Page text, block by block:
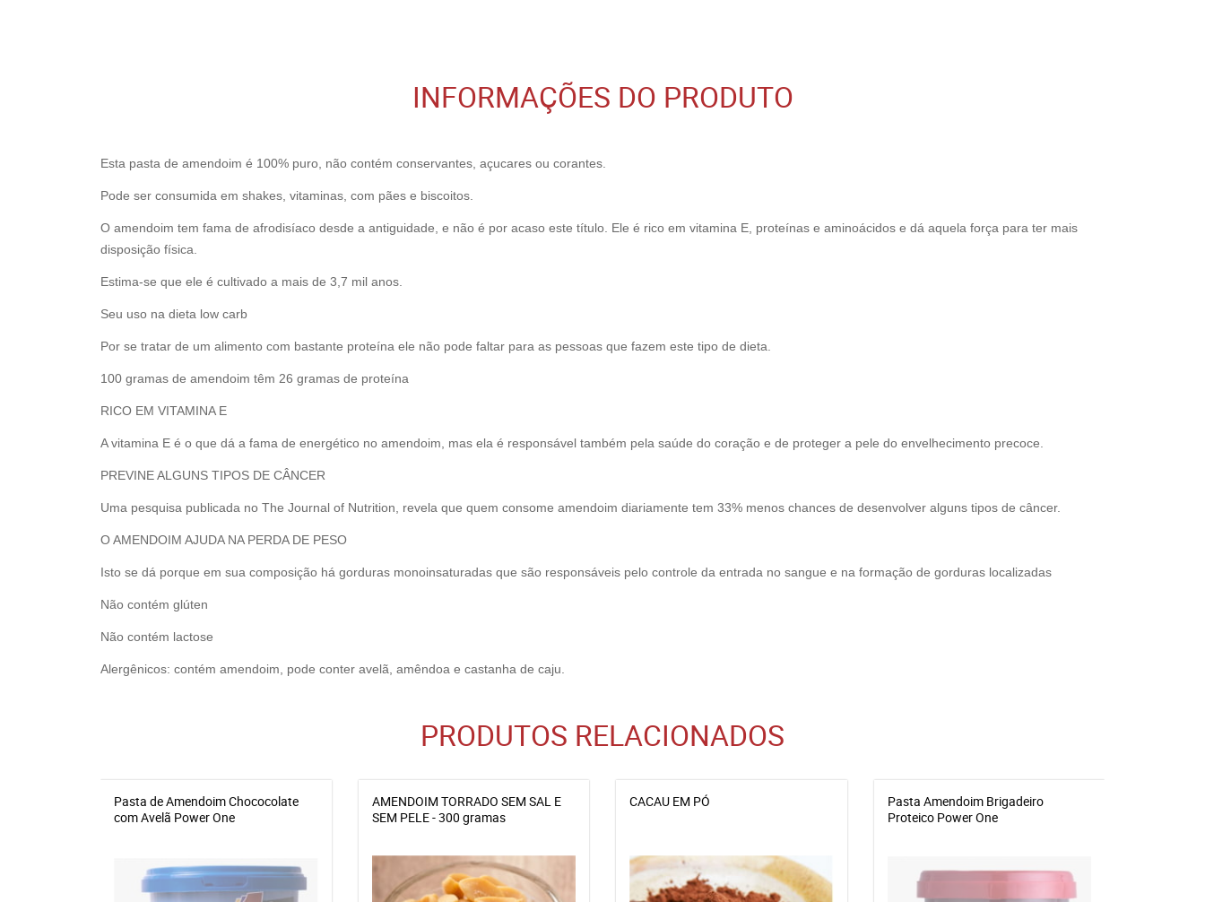
INFORMAÇÕES DO PRODUTO
Esta pasta de amendoim é 100% puro, não contém conservantes, açucares ou corantes.
Pode ser consumida em shakes, vitaminas, com pães e biscoitos.
O amendoim tem fama de afrodisíaco desde a antiguidade, e não é por acaso este título. Ele é rico em vitamina E, proteínas e aminoácidos e dá aquela força para ter mais
disposição física.
Estima-se que ele é cultivado a mais de 3,7 mil anos.
Seu uso na dieta low carb
Por se tratar de um alimento com bastante proteína ele não pode faltar para as pessoas que fazem este tipo de dieta.
100 gramas de amendoim têm 26 gramas de proteína
RICO EM VITAMINA E
A vitamina E é o que dá a fama de energético no amendoim, mas ela é responsável também pela saúde do coração e de proteger a pele do envelhecimento precoce.
PREVINE ALGUNS TIPOS DE CÂNCER
Uma pesquisa publicada no The Journal of Nutrition, revela que quem consome amendoim diariamente tem 33% menos chances de desenvolver alguns tipos de câncer.
O AMENDOIM AJUDA NA PERDA DE PESO
Isto se dá porque em sua composição há gorduras monoinsaturadas que são responsáveis pelo controle da entrada no sangue e na formação de gorduras localizadas
Não contém glúten
Não contém lactose
Alergênicos: contém amendoim, pode conter avelã, amêndoa e castanha de caju.
PRODUTOS RELACIONADOS
Pasta de Amendoim Chococolate
com Avelã Power One
AMENDOIM TORRADO SEM SAL E
SEM PELE - 300 gramas
CACAU EM PÓ
Pasta Amendoim Brigadeiro
Proteico Power One